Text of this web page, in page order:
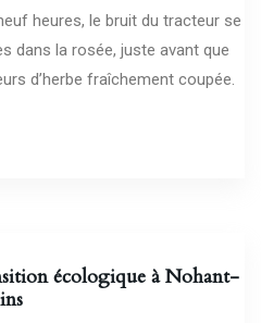
heures, le bruit du tracteur se
dans la rosée, juste avant que
d’herbe fraîchement coupée.
écologique à Nohant-